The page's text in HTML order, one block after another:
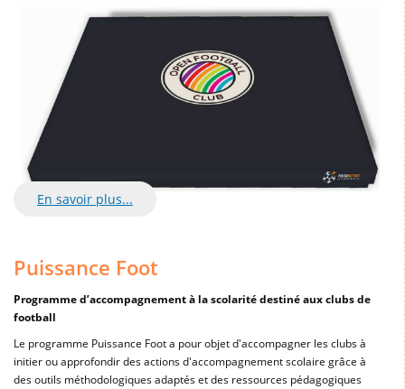
En savoir plus...
Puissance Foot
Programme d’accompagnement à la scolarité destiné aux clubs de
football
Le programme Puissance Foot a pour objet d'accompagner les clubs à
initier ou approfondir des actions d'accompagnement scolaire grâce à
des outils méthodologiques adaptés et des ressources pédagogiques